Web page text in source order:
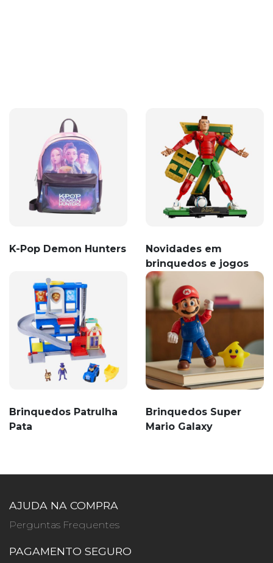
K-Pop Demon Hunters
Novidades em
brinquedos e jogos
Brinquedos Patrulha
Pata
Brinquedos Super
Mario Galaxy
AJUDA NA COMPRA
Perguntas Frequentes
PAGAMENTO SEGURO